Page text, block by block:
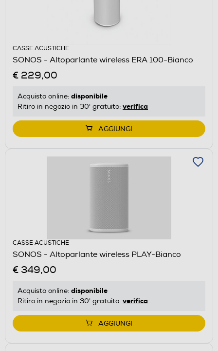
CASSE ACUSTICHE
SONOS - Altoparlante wireless ERA 100-Bianco
€ 229,00
Acquisto online: disponibile
Ritiro in negozio in 30' gratuito: verifica
AGGIUNGI
CASSE ACUSTICHE
SONOS - Altoparlante wireless PLAY-Bianco
€ 349,00
Acquisto online: disponibile
Ritiro in negozio in 30' gratuito: verifica
AGGIUNGI